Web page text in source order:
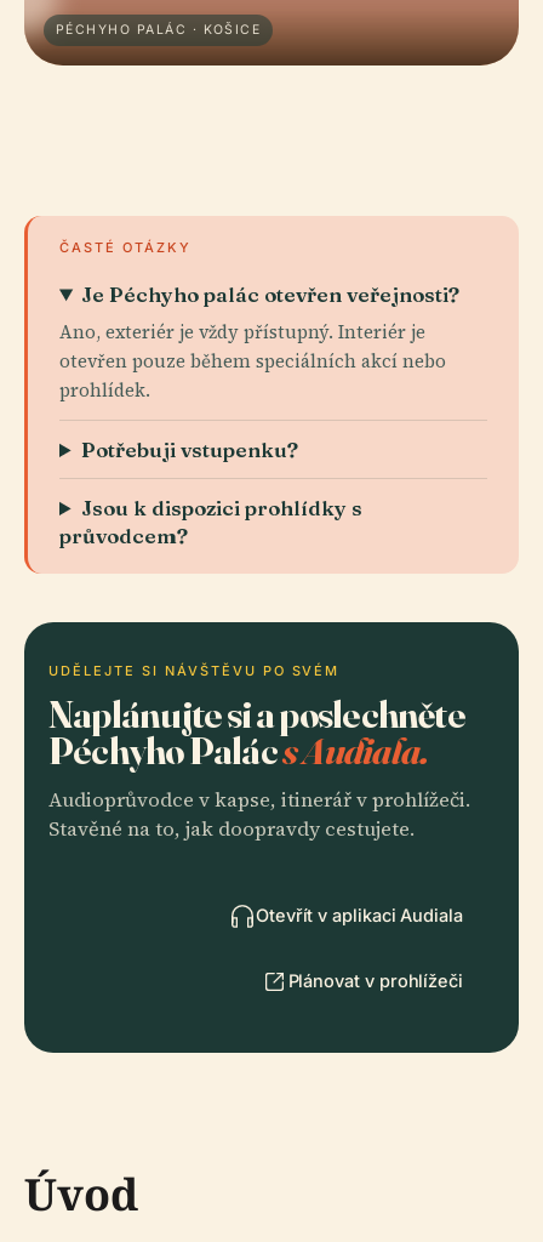
PÉCHYHO PALÁC · KOŠICE
ČASTÉ OTÁZKY
Je Péchyho palác otevřen veřejnosti?
Ano, exteriér je vždy přístupný. Interiér je
otevřen pouze během speciálních akcí nebo
prohlídek.
Potřebuji vstupenku?
Jsou k dispozici prohlídky s
průvodcem?
UDĚLEJTE SI NÁVŠTĚVU PO SVÉM
Naplánujte si a poslechněte
Péchyho Palács Audiala.
Audioprůvodce v kapse, itinerář v prohlížeči.
Stavěné na to, jak doopravdy cestujete.
Otevřít v aplikaci Audiala
Plánovat v prohlížeči
Úvod